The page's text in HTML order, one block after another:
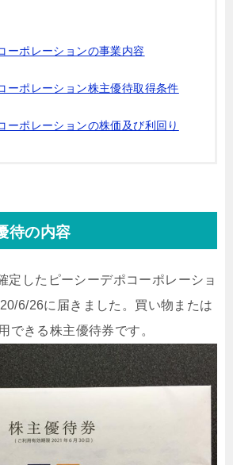
ーポレーションの事業内容
ーポレーション株主優待取得条件
ーポレーションの株価及び利回り
待の内容
定したピーシーデポコーポレーショ
6/26に届きました。買い物または
できる株主優待券です。